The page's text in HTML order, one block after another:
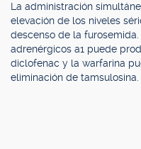
La administración
elevación de los niveles
descenso de la
adrenérgicos a1 puede
diclofenac y la warfarina
eliminación de tamsulosina.